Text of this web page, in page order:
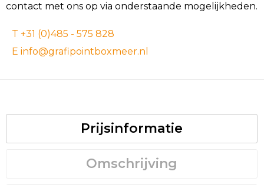
contact met ons op via onderstaande mogelijkheden.
T +31 (0)485 - 575 828
E info@grafipointboxmeer.nl
Prijsinformatie
Omschrijving